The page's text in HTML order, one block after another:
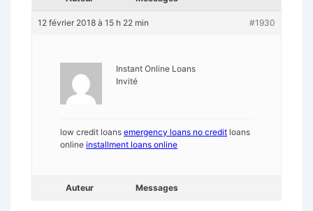
12 février 2018 à 15 h 22 min #1930
Instant Online Loans
Invité
low credit loans emergency loans no credit loans
online installment loans online
Auteur Messages